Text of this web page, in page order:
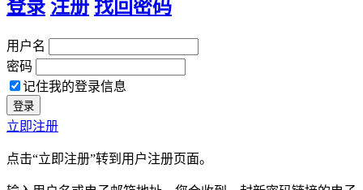
登录 注册 找回密码
用户名
密码
记住我的登录信息
立即注册
点击“立即注册”转到用户注册页面。